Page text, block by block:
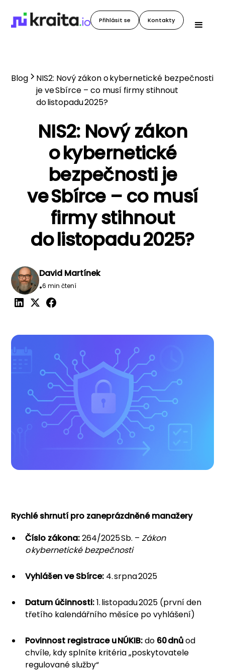
Přihlásit se Kontakty
Blog
NIS2: Nový zákon o kybernetické bezpečnosti
je ve Sbírce – co musí firmy stihnout
do listopadu 2025?
NIS2: Nový zákon
o kybernetické
bezpečnosti je
ve Sbírce – co musí
firmy stihnout
do listopadu 2025?
David Martínek
•6 min čtení
Rychlé shrnutí pro zaneprázdněné manažery
Číslo zákona:264/2025 Sb. –Zákon
o kybernetické bezpečnosti
Vyhlášen ve Sbírce: 4. srpna 2025
Datum účinnosti:1. listopadu 2025 (první den
třetího kalendářního měsíce po vyhlášení)
Povinnost registrace u NÚKIB:do 60 dnůod
chvíle, kdy splníte kritéria „poskytovatele
regulované služby“